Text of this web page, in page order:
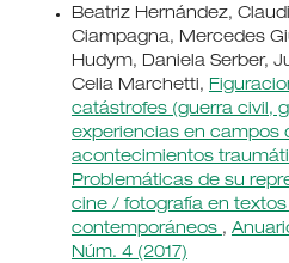
Beatriz Hernández,
Ciampagna, Mercedes
Hudym, Daniela Serber,
Celia Marchetti,
catástrofes (guerra civil,
experiencias en campos
acontecimientos
Problemáticas de su
cine / fotografía en
contemporáneos ,
Núm. 4 (2017)